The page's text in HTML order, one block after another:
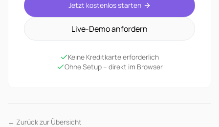
Jetzt kostenlos starten
Live-Demo anfordern
Keine Kreditkarte erforderlich
Ohne Setup – direkt im Browser
← Zurück zur Übersicht